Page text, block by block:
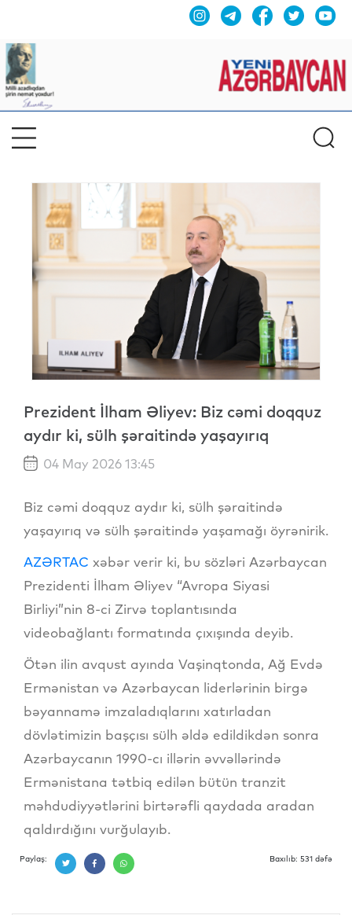
Prezident İlham Əliyev: Biz cəmi doqquz
aydır ki, sülh şəraitində yaşayırıq
04 May 2026 13:45
Biz cəmi doqquz aydır ki, sülh şəraitində
yaşayırıq və sülh şəraitində yaşamağı öyrənirik.
AZƏRTAC xəbər verir ki, bu sözləri Azərbaycan
Prezidenti İlham Əliyev “Avropa Siyasi
Birliyi”nin 8-ci Zirvə toplantısında
videobağlantı formatında çıxışında deyib.
Ötən ilin avqust ayında Vaşinqtonda, Ağ Evdə
Ermənistan və Azərbaycan liderlərinin birgə
bəyannamə imzaladıqlarını xatırladan
dövlətimizin başçısı sülh əldə edildikdən sonra
Azərbaycanın 1990-cı illərin əvvəllərində
Ermənistana tətbiq edilən bütün tranzit
məhdudiyyətlərini birtərəfli qaydada aradan
qaldırdığını vurğulayıb.
Paylaş: Baxılıb: 531 dəfə